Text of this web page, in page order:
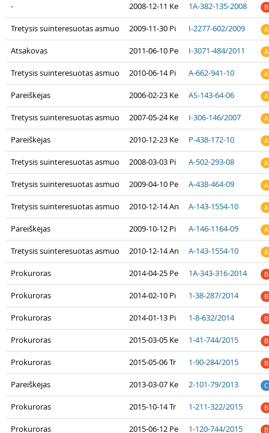
- 2008-12-11 Ke 1A-382-135-2008 B
Tretysis suinteresuotas asmuo 2009-11-30 Pi I-2277-602/2009 A
Atsakovas 2011-06-10 Pe I-3071-484/2011 A
Tretysis suinteresuotas asmuo 2010-06-14 Pi A-662-941-10 A
Pareiškėjas 2006-02-23 Ke AS-143-64-06 A
Tretysis suinteresuotas asmuo 2007-05-24 Ke I-306-146/2007 A
Pareiškėjas 2010-12-23 Ke P-438-172-10 A
Tretysis suinteresuotas asmuo 2008-03-03 Pi A-502-293-08 A
Tretysis suinteresuotas asmuo 2009-04-10 Pe A-438-464-09 A
Tretysis suinteresuotas asmuo 2010-12-14 An A-143-1554-10 A
Pareiškėjas 2009-10-12 Pi A-146-1164-09 A
Tretysis suinteresuotas asmuo 2010-12-14 An A-143-1554-10 A
Prokuroras 2014-04-25 Pe 1A-343-316-2014 B
Prokuroras 2014-02-10 Pi 1-38-287/2014 B
Prokuroras 2014-01-13 Pi 1-8-632/2014 B
Prokuroras 2015-03-05 Ke 1-41-744/2015 B
Prokuroras 2015-05-06 Tr 1-90-284/2015 B
Pareiškėjas 2013-03-07 Ke 2-101-79/2013 C
Prokuroras 2015-10-14 Tr 1-211-322/2015 B
Prokuroras 2015-06-12 Pe 1-120-744/2015 B